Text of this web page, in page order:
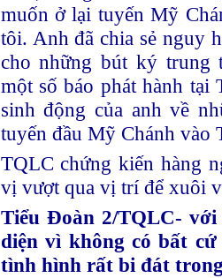
muốn ở lại tuyến Mỹ
tôi. Anh đã chia sẻ nguy
cho những bút ký trung
một số báo phát hành
sinh động của anh về
tuyến đầu Mỹ Chánh vào
TQLC chứng kiến hàng
vị vượt qua vị trí để xuôi
Tiểu Đoàn 2/TQLC-
diện vì không có bất
tình hình rất bi đát